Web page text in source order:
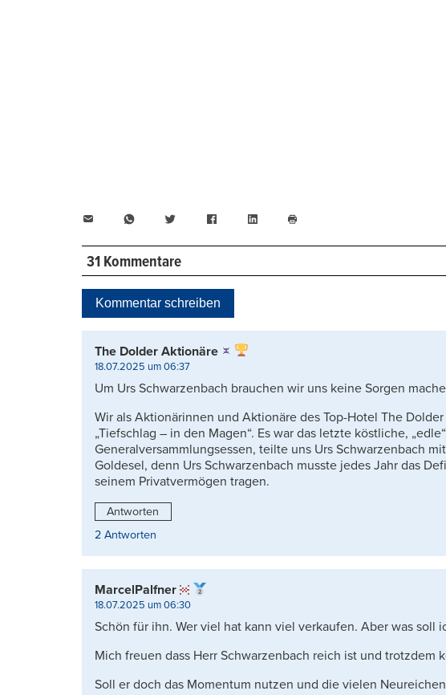
WhatsAppTwitter FacebookLinkedIn
drucken
31 Kommentare
Kommentar schreiben
The Dolder Aktionäre
18.07.2025 um 06:37
Um Urs Schwarzenbach brauchen wir uns keine Sorgen
Wir als Aktionärinnen und Aktionäre des Top-Hotel The
„Tiefschlag – in den Magen“. Es war das letzte köstliche,
Generalversammlungsessen, teilte uns Urs Schwarzenbach
Goldesel, denn Urs Schwarzenbach musste jedes Jahr das
seinem Privatvermögen tragen.
Antworten
2 Antworten
MarcelPalfner
18.07.2025 um 06:30
Schön für ihn. Wer viel hat kann viel verkaufen. Aber was soll
Mich freuen dass Herr Schwarzenbach reich ist und trotzdem
Soll er doch das Momentum nutzen und die vielen